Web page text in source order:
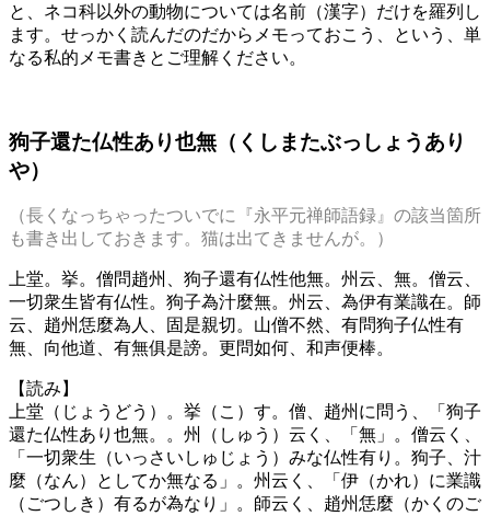
と、ネコ科以外の動物については名前（漢字）だけを羅列し
ます。せっかく読んだのだからメモっておこう、という、単
なる私的メモ書きとご理解ください。
狗子還た仏性あり也無（くしまたぶっしょうあり
や）
（長くなっちゃったついでに『永平元禅師語録』の該当箇所
も書き出しておきます。猫は出てきませんが。）
上堂。挙。僧問趙州、狗子還有仏性他無。州云、無。僧云、
一切衆生皆有仏性。狗子為汁麼無。州云、為伊有業識在。師
云、趙州恁麼為人、固是親切。山僧不然、有問狗子仏性有
無、向他道、有無俱是謗。更問如何、和声便棒。
【読み】
上堂（じょうどう）。挙（こ）す。僧、趙州に問う、「狗子
還た仏性あり也無。。州（しゅう）云く、「無」。僧云く、
「一切衆生（いっさいしゅじょう）みな仏性有り。狗子、汁
麼（なん）としてか無なる」。州云く、「伊（かれ）に業識
（ごつしき）有るが為なり」。師云く、趙州恁麼（かくのご